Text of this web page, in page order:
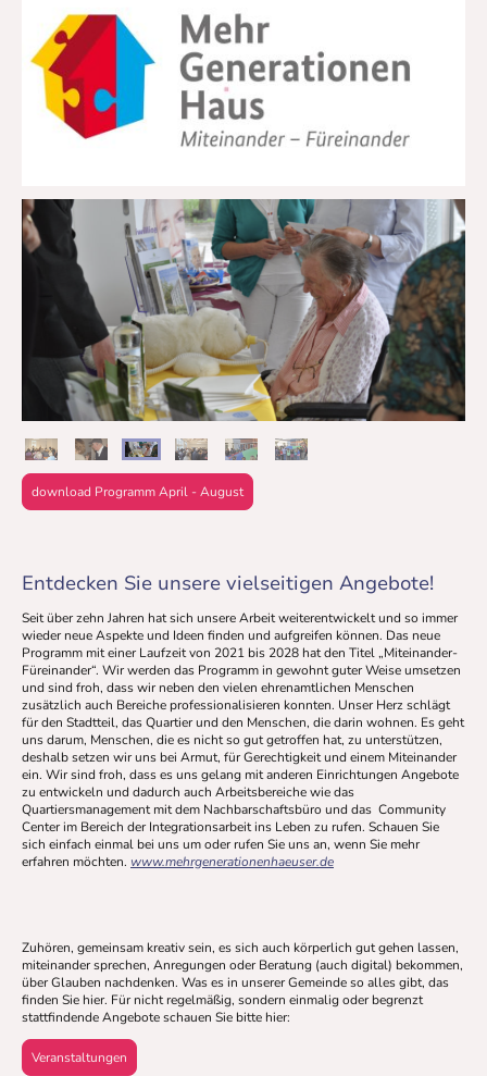
download Programm April - August
Entdecken Sie unsere vielseitigen Angebote!
Seit über zehn Jahren hat sich unsere Arbeit weiterentwickelt und so immer
wieder neue Aspekte und Ideen finden und aufgreifen können. Das neue
Programm mit einer Laufzeit von 2021 bis 2028 hat den Titel „Miteinander-
Füreinander“. Wir werden das Programm in gewohnt guter Weise umsetzen
und sind froh, dass wir neben den vielen ehrenamtlichen Menschen
zusätzlich auch Bereiche professionalisieren konnten. Unser Herz schlägt
für den Stadtteil, das Quartier und den Menschen, die darin wohnen. Es geht
uns darum, Menschen, die es nicht so gut getroffen hat, zu unterstützen,
deshalb setzen wir uns bei Armut, für Gerechtigkeit und einem Miteinander
ein. Wir sind froh, dass es uns gelang mit anderen Einrichtungen Angebote
zu entwickeln und dadurch auch Arbeitsbereiche wie das
Quartiersmanagement mit dem Nachbarschaftsbüro und das Community
Center im Bereich der Integrationsarbeit ins Leben zu rufen. Schauen Sie
sich einfach einmal bei uns um oder rufen Sie uns an, wenn Sie mehr
erfahren möchten. www.mehrgenerationenhaeuser.de
Zuhören, gemeinsam kreativ sein, es sich auch körperlich gut gehen lassen,
miteinander sprechen, Anregungen oder Beratung (auch digital) bekommen,
über Glauben nachdenken. Was es in unserer Gemeinde so alles gibt, das
finden Sie hier. Für nicht regelmäßig, sondern einmalig oder begrenzt
stattfindende Angebote schauen Sie bitte hier:
Veranstaltungen